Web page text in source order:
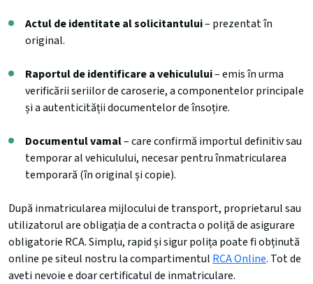
Actul de identitate al solicitantului– prezentat în
original.
Raportul de identificare a vehiculului– emis în urma
verificării seriilor de caroserie, a componentelor principale
și a autenticității documentelor de însoțire.
Documentul vamal– care confirmă importul definitiv sau
temporar al vehiculului, necesar pentru înmatricularea
temporară (în original și copie).
După inmatricularea mijlocului de transport, proprietarul sau
utilizatorul are obligația de a contracta o poliță de asigurare
obligatorie RCA. Simplu, rapid și sigur polița poate fi obținută
online pe siteul nostru la compartimentul RCA Online. Tot de
aveti nevoie e doar certificatul de inmatriculare.